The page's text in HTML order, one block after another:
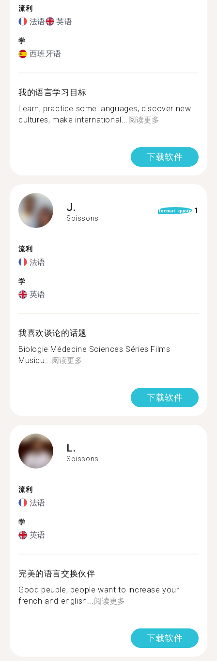
流利
法语 英语
学
西班牙语
我的语言学习目标
Learn, practice some languages, discover new
cultures, make international...阅读更多
下载软件
J.
Soissons
format_quote 1
流利
法语
学
英语
我喜欢谈论的话题
Biologie Médecine Sciences Séries Films
Musiqu...阅读更多
下载软件
L.
Soissons
流利
法语
学
英语
完美的语言交换伙伴
Good peuple, people want to increase your
french and english...阅读更多
下载软件